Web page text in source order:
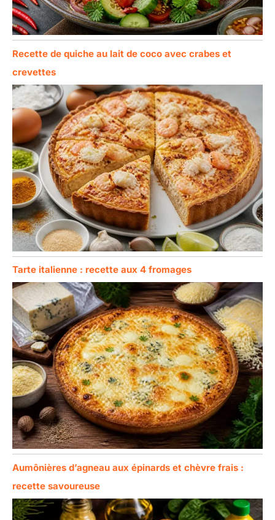
Recette de quiche au lait de coco avec crabes et
crevettes
Tarte italienne : recette aux 4 fromages
Aumônières d’agneau aux épinards et chèvre frais :
recette savoureuse